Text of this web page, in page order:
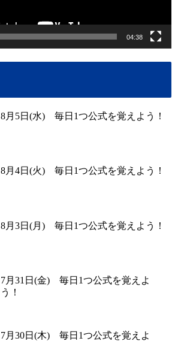
04:38
8月5日(水) 毎日1つ公式を覚えよう！
8月4日(火) 毎日1つ公式を覚えよう！
8月3日(月) 毎日1つ公式を覚えよう！
7月31日(金) 毎日1つ公式を覚えよ
う！
7月30日(木) 毎日1つ公式を覚えよ